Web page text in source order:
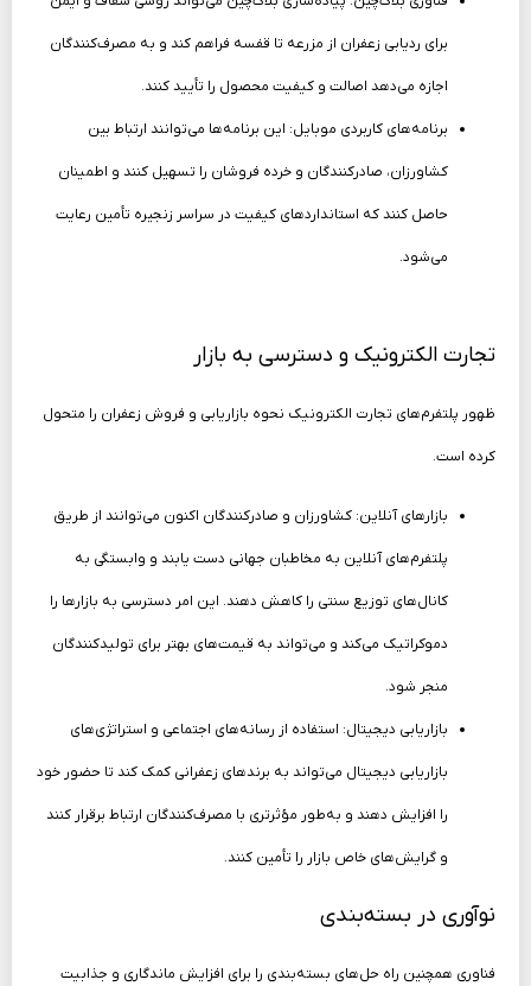
برای ردیابی زعفران از مزرعه تا قفسه فراهم کند و به مصرف‌کنندگان
اجازه می‌دهد اصالت و کیفیت محصول را تأیید کنند.
برنامه‌های کاربردی موبایل: این برنامه‌ها می‌توانند ارتباط بین
کشاورزان، صادرکنندگان و خرده فروشان را تسهیل کنند و اطمینان
حاصل کنند که استانداردهای کیفیت در سراسر زنجیره تأمین رعایت
می‌شود.
تجارت الکترونیک و دسترسی به بازار
ظهور پلتفرم‌های تجارت الکترونیک نحوه بازاریابی و فروش زعفران را متحول
کرده است.
بازارهای آنلاین: کشاورزان و صادرکنندگان اکنون می‌توانند از طریق
پلتفرم‌های آنلاین به مخاطبان جهانی دست یابند و وابستگی به
کانال‌های توزیع سنتی را کاهش دهند. این امر دسترسی به بازارها را
دموکراتیک می‌کند و می‌تواند به قیمت‌های بهتر برای تولیدکنندگان
منجر شود.
بازاریابی دیجیتال: استفاده از رسانه‌های اجتماعی و استراتژی‌های
بازاریابی دیجیتال می‌تواند به برندهای زعفرانی کمک کند تا حضور خود
را افزایش دهند و به‌طور مؤثرتری با مصرف‌کنندگان ارتباط برقرار کنند
و گرایش‌های خاص بازار را تأمین کنند.
نوآوری در بسته‌بندی
فناوری همچنین راه حل‌های بسته‌بندی را برای افزایش ماندگاری و جذابیت